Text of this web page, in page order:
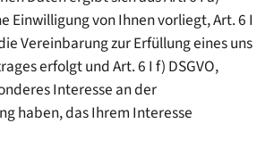
Einwilligung von Ihnen vorliegt, Art. 6 I
Vereinbarung zur Erfüllung eines uns
erfolgt und Art. 6 I f) DSGVO,
Interesse an der
haben, das Ihrem Interesse